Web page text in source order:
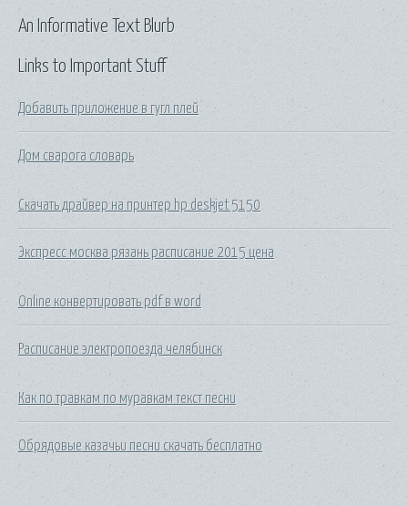
Links to Important Stuff
Добавить приложение в гугл плей
Дом сварога словарь
Скачать драйвер на принтер hp deskjet 5150
Экспресс москва рязань расписание 2015 цена
Online конвертировать pdf в word
Расписание электропоезда челябинск
Как по травкам по муравкам текст песни
Обрядовые казачьи песни скачать бесплатно
An Informative Text Blurb